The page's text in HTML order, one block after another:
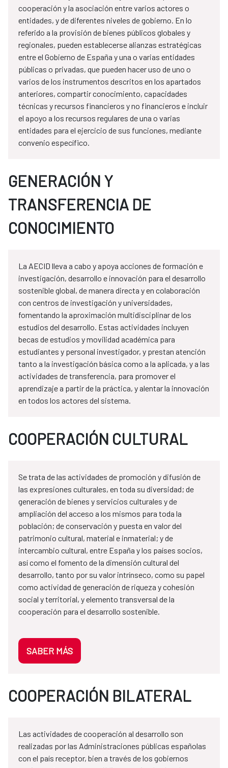
cooperación y la asociación entre varios actores o
entidades, y de diferentes niveles de gobierno. En lo
referido a la provisión de bienes públicos globales y
regionales, pueden establecerse alianzas estratégicas
entre el Gobierno de España y una o varias entidades
públicas o privadas, que pueden hacer uso de uno o
varios de los instrumentos descritos en los apartados
anteriores, compartir conocimiento, capacidades
técnicas y recursos financieros y no financieros e incluir
el apoyo a los recursos regulares de una o varias
entidades para el ejercicio de sus funciones, mediante
convenio específico.
GENERACIÓN Y
TRANSFERENCIA DE
CONOCIMIENTO
La AECID lleva a cabo y apoya acciones de formación e
investigación, desarrollo e innovación para el desarrollo
sostenible global, de manera directa y en colaboración
con centros de investigación y universidades,
fomentando la aproximación multidisciplinar de los
estudios del desarrollo. Estas actividades incluyen
becas de estudios y movilidad académica para
estudiantes y personal investigador, y prestan atención
tanto a la investigación básica como a la aplicada, y a las
actividades de transferencia, para promover el
aprendizaje a partir de la práctica, y alentar la innovación
en todos los actores del sistema.
COOPERACIÓN CULTURAL
Se trata de las actividades de promoción y difusión de
las expresiones culturales, en toda su diversidad; de
generación de bienes y servicios culturales y de
ampliación del acceso a los mismos para toda la
población; de conservación y puesta en valor del
patrimonio cultural, material e inmaterial; y de
intercambio cultural, entre España y los países socios,
así como el fomento de la dimensión cultural del
desarrollo, tanto por su valor intrínseco, como su papel
como actividad de generación de riqueza y cohesión
social y territorial, y elemento transversal de la
cooperación para el desarrollo sostenible.
SABER MÁS
COOPERACIÓN BILATERAL
Las actividades de cooperación al desarrollo son
realizadas por las Administraciones públicas españolas
con el país receptor, bien a través de los gobiernos